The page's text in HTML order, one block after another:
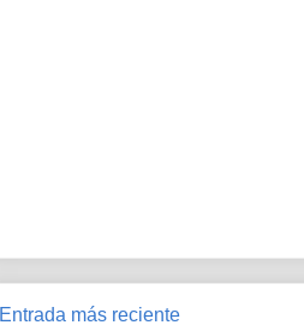
Entrada más reciente